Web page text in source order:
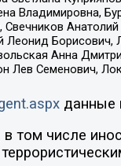
Владимировна,
Леонид
Анна
Лев Семенович,
данные
том числе